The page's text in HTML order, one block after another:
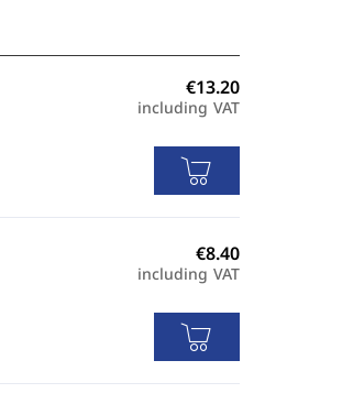
including VAT
including VAT